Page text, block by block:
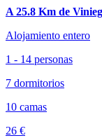
A 25.8 Km de
Alojamiento entero
1 - 14 personas
7 dormitorios
10 camas
26 €